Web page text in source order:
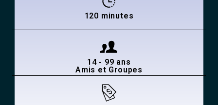
120 minutes
14 - 99 ans
Amis et Groupes